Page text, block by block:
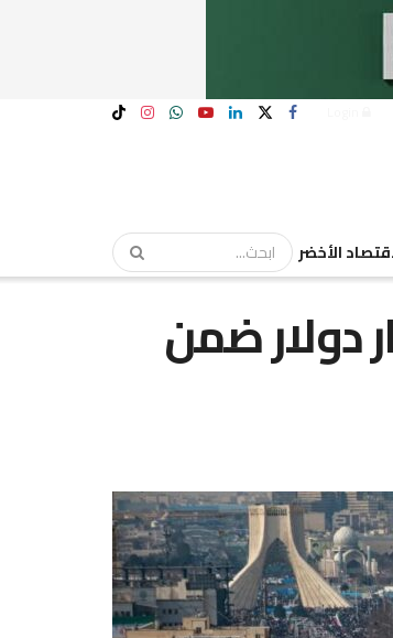
الأخضر
عن 24 مليار دولار ضمن